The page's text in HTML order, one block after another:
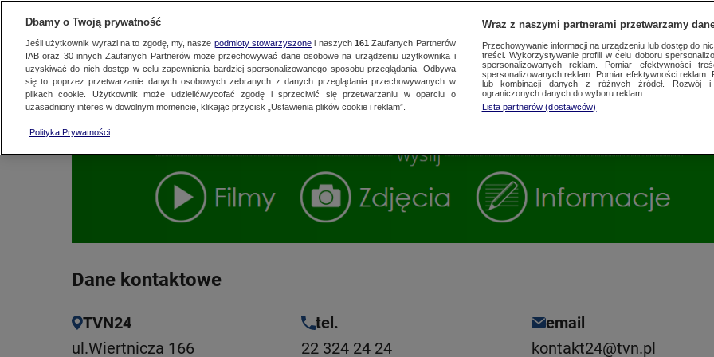
NAJNOWSZE WARSZAWA
WARSZAWA
ŁÓDŹ
KRAKÓW
WROCŁAW
KUJAWSKO-
LUBLIN
LUBUSKIE
SZCZECIN
PREMIUM METEO
KONTAKT
Dane kontaktowe
TVN24
ul.Wiertnicza 166
tel.
22 324 24 24
email
kontakt24@tvn.pl
Dbamy o Twoją prywatność
Jeśli użytkownik wyrazi na to zgodę, my, nasze podmioty stowarzyszonei naszych 161 Zaufanych Partnerów
IAB oraz 30innych Zaufanych Partnerów może przechowywać dane osobowe na urządzeniu użytkownika i
uzyskiwać do nich dostęp w celu zapewnienia bardziej spersonalizowanego sposobu przeglądania. Odbywa
się to poprzez przetwarzanie danych osobowych zebranych z danych przeglądania przechowywanych w
plikach cookie. Użytkownik może udzielić/wycofać zgodę i sprzeciwić się przetwarzaniu w oparciu o
uzasadniony interes w dowolnym momencie, klikając przycisk „Ustawienia plików cookie i reklam”.
Polityka Prywatności
Wraz z naszymi partnerami przetwarzamy
Przechowywanie informacji na urządzeniu lub dostęp do
treści. Wykorzystywanie profili w celu doboru
spersonalizowanych reklam. Pomiar efektywności
spersonalizowanych reklam. Pomiar efektywności
lub kombinacji danych z różnych źródeł. Rozwój i
ograniczonych danych do wyboru reklam.
Lista partnerów (dostawców)